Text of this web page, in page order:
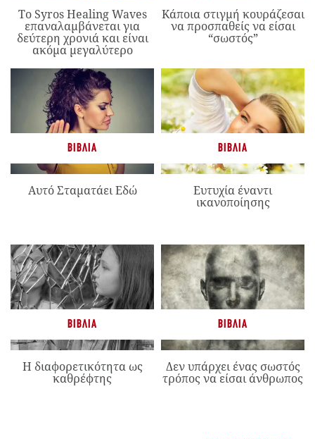
Το Syros Healing Waves
επαναλαμβάνεται για
δεύτερη χρονιά και είναι
ακόμα μεγαλύτερο
Κάποια στιγμή κουράζεσαι
να προσπαθείς να είσαι
“σωστός”
ΒΙΒΛΊΑ
Αυτό Σταματάει Εδώ
ΒΙΒΛΊΑ
Ευτυχία έναντι
ικανοποίησης
ΒΙΒΛΊΑ
Η διαφορετικότητα ως
καθρέφτης
ΒΙΒΛΊΑ
Δεν υπάρχει ένας σωστός
τρόπος να είσαι άνθρωπος